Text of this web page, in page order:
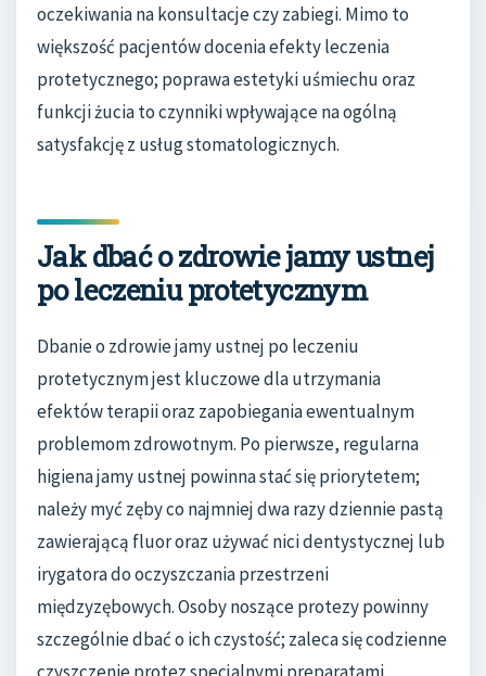
oczekiwania na konsultacje czy zabiegi. Mimo to
większość pacjentów docenia efekty leczenia
protetycznego; poprawa estetyki uśmiechu oraz
funkcji żucia to czynniki wpływające na ogólną
satysfakcję z usług stomatologicznych.
Jak dbać o zdrowie jamy ustnej
po leczeniu protetycznym
Dbanie o zdrowie jamy ustnej po leczeniu
protetycznym jest kluczowe dla utrzymania
efektów terapii oraz zapobiegania ewentualnym
problemom zdrowotnym. Po pierwsze, regularna
higiena jamy ustnej powinna stać się priorytetem;
należy myć zęby co najmniej dwa razy dziennie pastą
zawierającą fluor oraz używać nici dentystycznej lub
irygatora do oczyszczania przestrzeni
międzyzębowych. Osoby noszące protezy powinny
szczególnie dbać o ich czystość; zaleca się codzienne